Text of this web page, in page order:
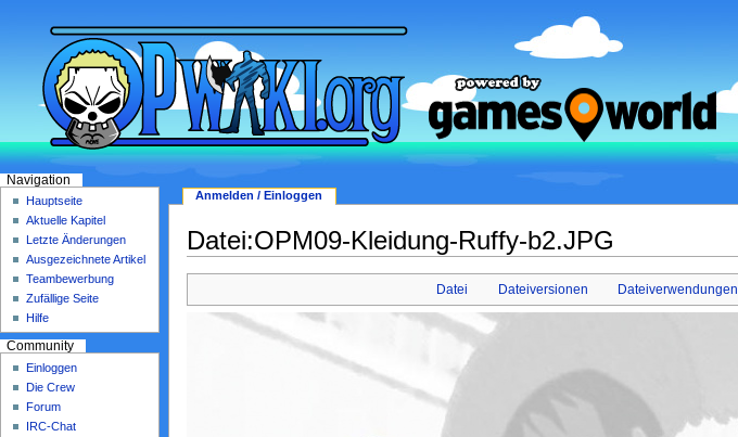
Datei:OPM09-Kleidung-Ruffy-b2.JPG
Datei Dateiversionen Dateiverwendungen
Anmelden / Einloggen
Navigation
Hauptseite
Aktuelle Kapitel
Letzte Änderungen
Ausgezeichnete Artikel
Teambewerbung
Zufällige Seite
Hilfe
Community
Einloggen
Die Crew
Forum
IRC-Chat